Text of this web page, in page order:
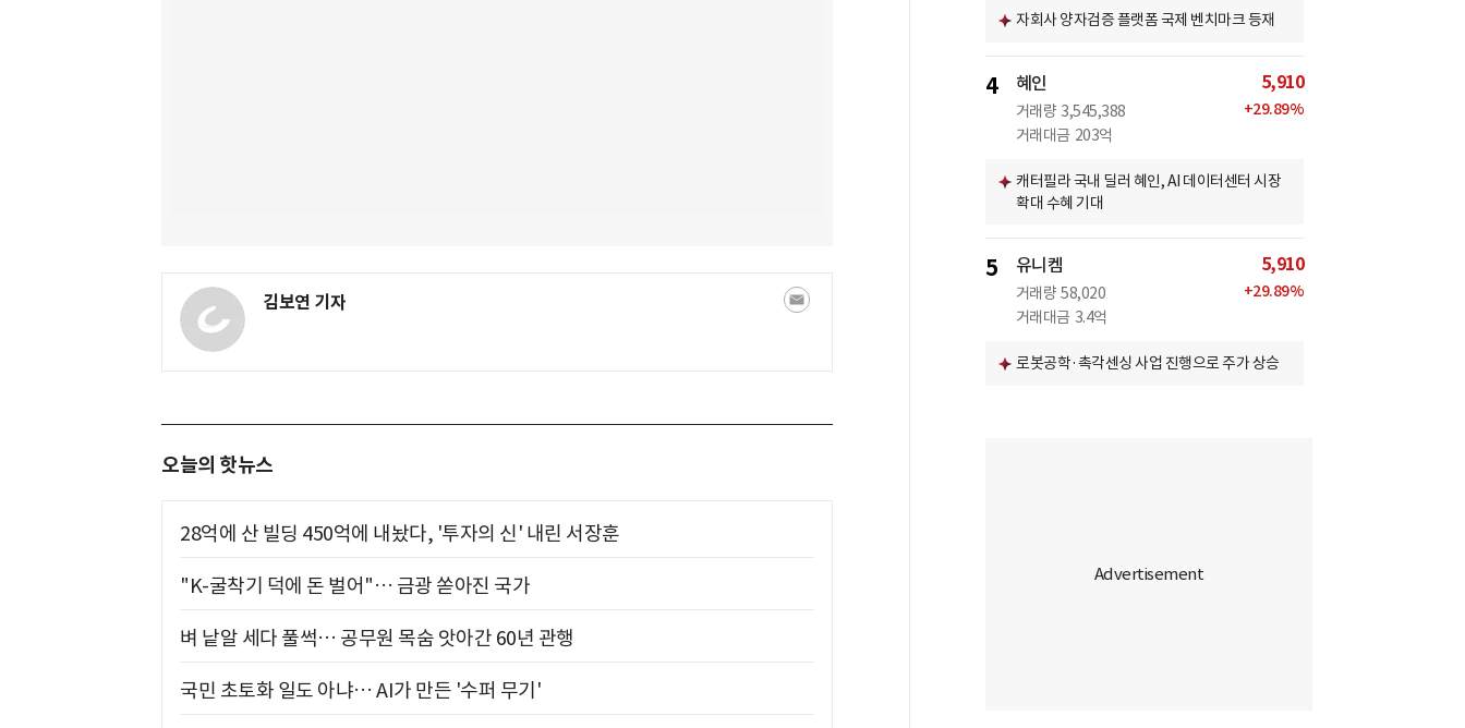
김보연 기자
오늘의 핫뉴스
28억에 산 빌딩 450억에 내놨다, '투자의 신' 내린 서장훈
"K-굴착기 덕에 돈 벌어"… 금광 쏟아진 국가
벼 낱알 세다 풀썩… 공무원 목숨 앗아간 60년 관행
국민 초토화 일도 아냐… AI가 만든 '수퍼 무기'
자회사 양자검증 플랫폼 국제 벤치마크 등재
4 혜인
거래량 3,545,388
거래대금 203억
5,910
+29.89%
캐터필라 국내 딜러 혜인, AI 데이터센터 시장
확대 수혜 기대
5 유니켐
거래량 58,020
거래대금 3.4억
5,910
+29.89%
로봇공학·촉각센싱 사업 진행으로 주가 상승